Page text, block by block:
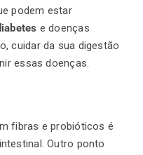
podem estar
e doenças
cuidar da sua digestão
essas doenças.
fibras e probióticos é
Outro ponto